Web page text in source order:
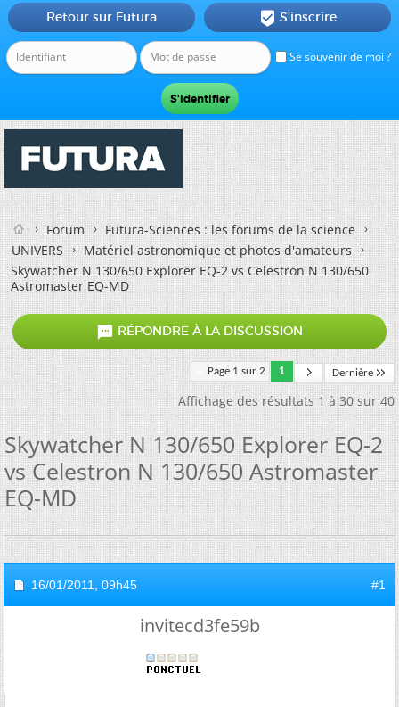
Se souvenir de moi ?
Retour sur Futura  S'inscrire
Forum
Futura-Sciences : les forums de la science
UNIVERS
Matériel astronomique et photos d'amateurs
Skywatcher N 130/650 Explorer EQ-2 vs Celestron N 130/650
Astromaster EQ-MD
 RÉPONDRE À LA DISCUSSION
Page 1 sur 2 1 Dernière
Affichage des résultats 1 à 30 sur 40
Skywatcher N 130/650 Explorer EQ-2
vs Celestron N 130/650 Astromaster
EQ-MD
16/01/2011, 09h45 #1
invitecd3fe59b